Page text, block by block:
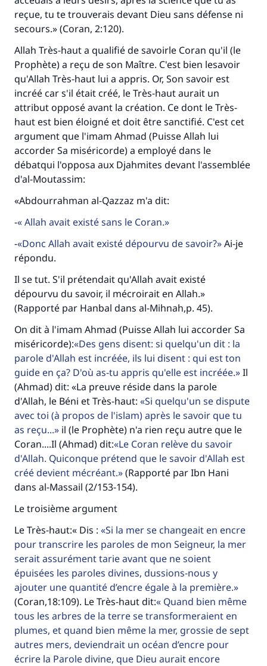
reçue, tu te trouverais devant Dieu sans défense ni
secours.» (Coran, 2:120).
Allah Très-haut a qualifié de savoirle Coran qu'il (le
Prophète) a reçu de son Maître. C'est bien lesavoir
qu'Allah Très-haut lui a appris. Or, Son savoir est
incréé car s'il était créé, le Très-haut aurait un
attribut opposé avant la création. Ce dont le Très-
haut est bien éloigné et doit être sanctifié. C'est cet
argument que l'imam Ahmad (Puisse Allah lui
accorder Sa miséricorde) a employé dans le
débatqui l'opposa aux Djahmites devant l'assemblée
d'al-Moutassim:
«Abdourrahman al-Qazzaz m'a dit:
- Allah avait existé sans le Coran.
- Donc Allah avait existé dépourvu de savoir? Ai-je
répondu.
Il se tut. S'il prétendait qu'Allah avait existé
dépourvu du savoir, il mécroirait en Allah.»
(Rapporté par Hanbal dans al-Mihnah,p. 45).
On dit à l'imam Ahmad (Puisse Allah lui accorder Sa
miséricorde): Des gens disent: si quelqu'un dit : la
parole d'Allah est incréée, ils lui disent : qui est ton
guide en ça? D'où as-tu appris qu'elle est incréée. Il
(Ahmad) dit: «La preuve réside dans la parole
d'Allah, le Béni et Très-haut: Si quelqu'un se dispute
avec toi (à propos de l'islam) après le savoir que tu
as reçu...
il (le Prophète) n'a rien reçu autre que le
Coran....Il (Ahmad) dit: Le Coran relève du savoir
d'Allah. Quiconque prétend que le savoir d'Allah est
créé devient mécréant. (Rapporté par Ibn Hani
dans al-Massail (2/153-154).
Le troisième argument
Le Très-haut:« Dis : Si la mer se changeait en encre
pour transcrire les paroles de mon Seigneur, la mer
serait assurément tarie avant que ne soient
épuisées les paroles divines, dussions-nous y
ajouter une quantité d’encre égale à la première.
(Coran,18:109). Le Très-haut dit:
Quand bien même
tous les arbres de la terre se transformeraient en
plumes, et quand bien même la mer, grossie de sept
autres mers, deviendrait un océan d’encre pour
écrire la Parole divine, que Dieu aurait encore